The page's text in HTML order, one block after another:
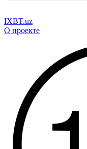
IXBT.uz
О проекте